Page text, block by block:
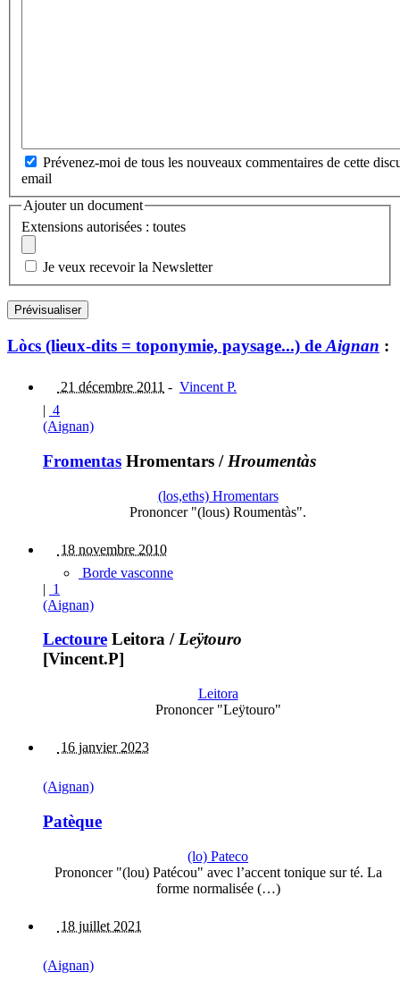
Prévenez-moi de tous les nouveaux commentaires de cette
email
Ajouter un document
Extensions autorisées : toutes
Je veux recevoir la Newsletter
Lòcs (lieux-dits = toponymie, paysage...) de Aignan :
21 décembre 2011 - Vincent P.
| 4
(Aignan)
Fromentas Hromentars / Hroumentàs
(los,eths) Hromentars
Prononcer "(lous) Roumentàs".
18 novembre 2010
Borde vasconne
| 1
(Aignan)
Lectoure Leitora /Leÿtouro
[Vincent.P]
Leitora
Prononcer "Leÿtouro"
16 janvier 2023
(Aignan)
Patèque
(lo) Pateco
Prononcer "(lou) Patécou" avec l’accent tonique sur té. La
forme normalisée (…)
18 juillet 2021
(Aignan)